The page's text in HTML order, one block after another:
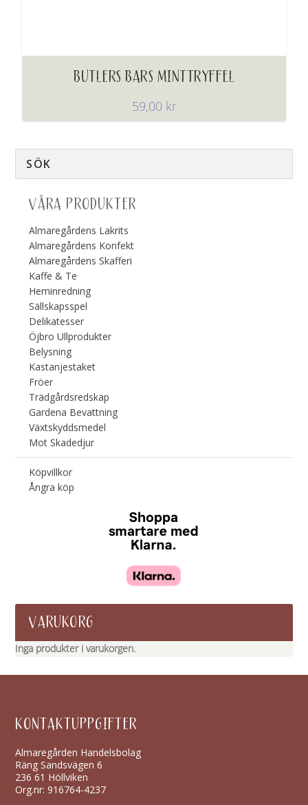
BUTLERS BARS MINTTRYFFEL
59,00 kr
VÅRA PRODUKTER
Almaregårdens Lakrits
Almaregårdens Konfekt
Almaregårdens Skafferi
Kaffe & Te
Heminredning
Sällskapsspel
Delikatesser
Öjbro Ullprodukter
Belysning
Kastanjestaket
Fröer
Trädgårdsredskap
Gardena Bevattning
Växtskyddsmedel
Mot Skadedjur
Köpvillkor
Ångra köp
VARUKORG
Inga produkter i varukorgen.
KONTAKTUPPGIFTER
Almaregården Handelsbolag
Räng Sandsvägen 6
236 61 Höllviken
Org.nr: 916764-4237